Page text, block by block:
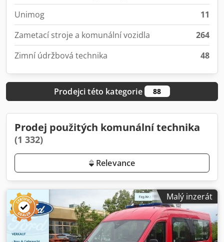
Unimog
11
Zametací stroje a komunální vozidla
264
Zimní údržbová technika
48
Prodejci této kategorie 88
Prodej použitých komunální technika
(1 332)
Relevance
Malý inzerát